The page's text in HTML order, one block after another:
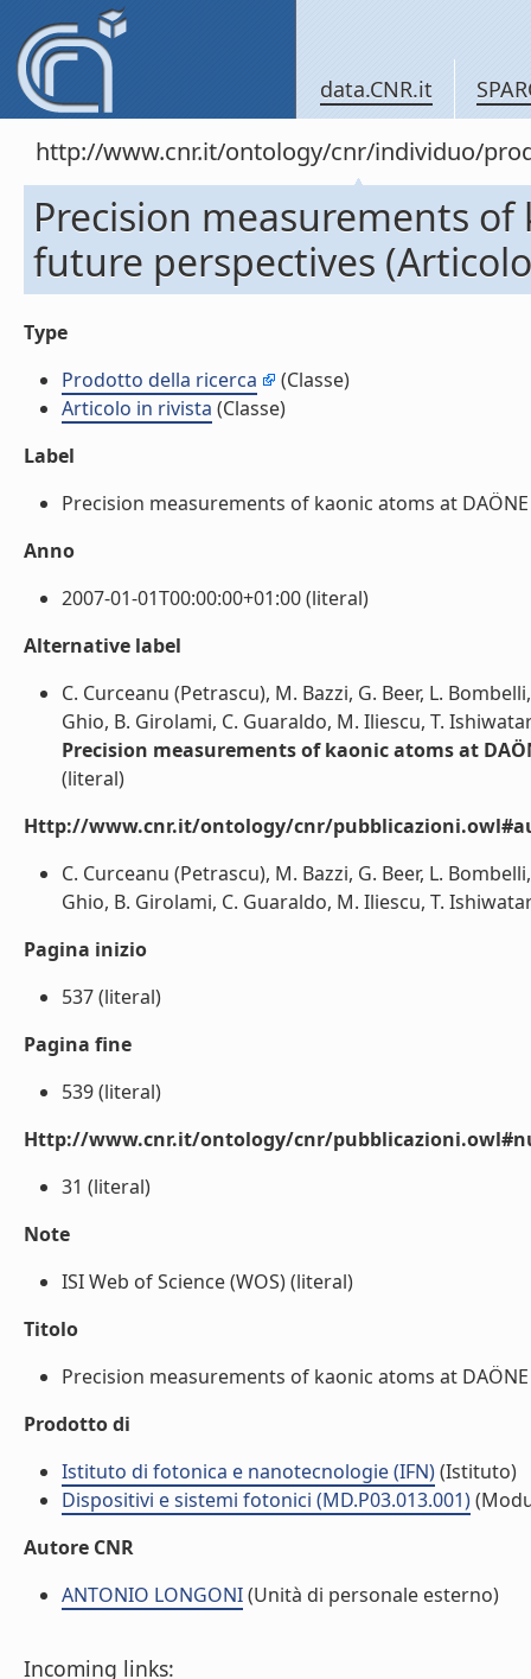
data.CNR.it
http://www.cnr.it/ontology/cnr/individuo/
Precision measurements of
future perspectives
Type
Prodotto della ricerca
(Classe)
Articolo in rivista (Classe)
Label
Precision measurements of kaonic atoms at
Anno
2007-01-01T00:00:00+01:00 (literal)
Alternative label
C. Curceanu (Petrascu), M. Bazzi, G. Beer, L.
Ghio, B. Girolami, C. Guaraldo, M. Iliescu, T.
Precision measurements of kaonic atoms at
(literal)
Http://www.cnr.it/ontology/cnr/
C. Curceanu (Petrascu), M. Bazzi, G. Beer, L.
Ghio, B. Girolami, C. Guaraldo, M. Iliescu, T.
Pagina inizio
537 (literal)
Pagina fine
539 (literal)
Http://www.cnr.it/ontology/cnr/
31 (literal)
Note
ISI Web of Science (WOS) (literal)
Titolo
Precision measurements of kaonic atoms at
Prodotto di
Istituto di fotonica e nanotecnologie (IFN)(Istituto)
Dispositivi e sistemi fotonici (MD.P03.013.001)
Autore CNR
ANTONIO LONGONI(Unità di personale esterno)
Incoming links: